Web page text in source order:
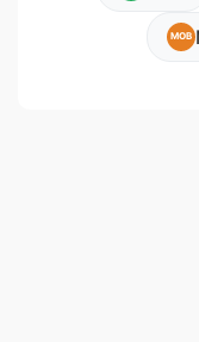
MOB